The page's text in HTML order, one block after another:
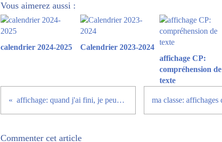
Vous aimerez aussi :
calendrier 2024-2025
Calendrier 2023-2024
affichage CP:
compréhension de
texte
affichage: quand j'ai fini, je peux...2
Commenter cet article